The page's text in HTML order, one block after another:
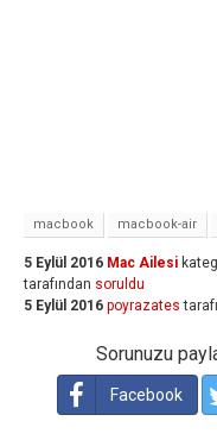
macbook macbook-air
5 Eylül 2016 Mac Ailesi
tarafından soruldu
5 Eylül 2016 poyrazates
Sorunuzu
Facebook